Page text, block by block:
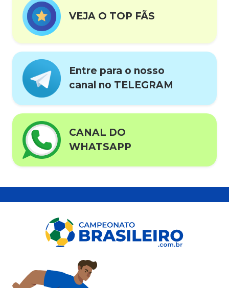
VEJA O TOP FÃS
Entre para o nosso
canal no TELEGRAM
CANAL DO
WHATSAPP